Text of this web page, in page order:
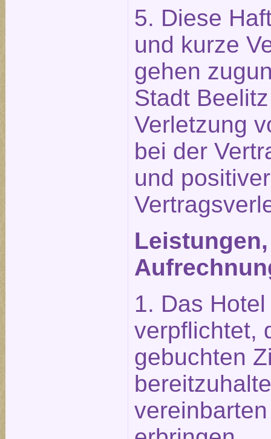
5. Diese
und kurze
gehen
Stadt
Verletzung
bei der
und positiver
1. Das
verpflichtet,
gebuchten